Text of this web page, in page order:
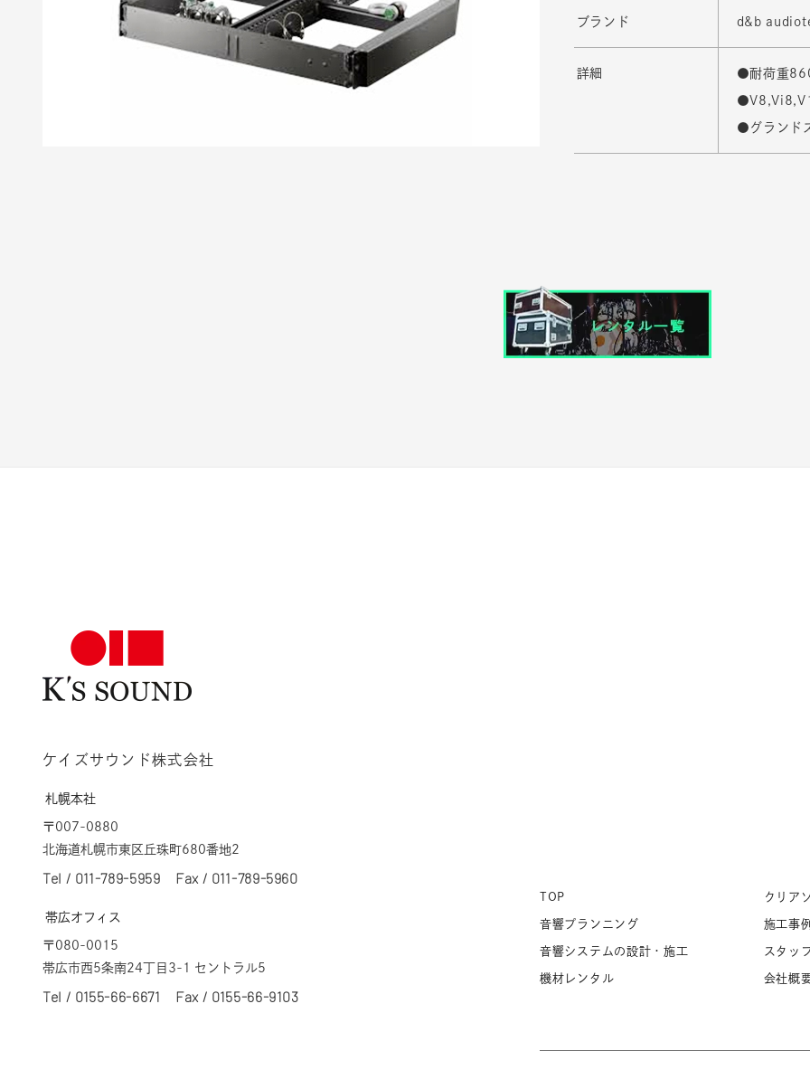
ブランド d&b
詳細 ●耐荷重
●グランド
ケイズサウンド株式会社
札幌本社
〒007-0880
北海道札幌市東区丘珠町680番地2
Tel / 011-789-5959 Fax / 011-789-5960
帯広オフィス
〒080-0015
帯広市西5条南24丁目3-1 セントラル5
Tel / 0155-66-6671 Fax / 0155-66-9103
TOP
音響プランニング
音響システムの設計・施工
機材レンタル
クリア
施工事例
スタッ
会社概